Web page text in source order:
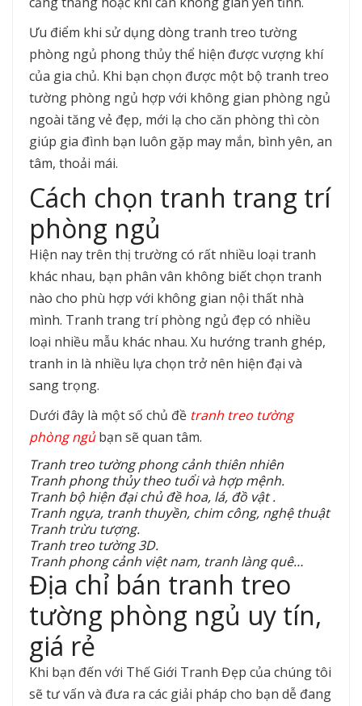
Ưu điểm khi sử dụng dòng tranh treo tường
phòng ngủ phong thủy thể hiện được vượng khí
của gia chủ. Khi bạn chọn được một bộ tranh treo
tường phòng ngủ hợp với không gian phòng ngủ
ngoài tăng vẻ đẹp, mới lạ cho căn phòng thì còn
giúp gia đình bạn luôn gặp may mắn, bình yên, an
tâm, thoải mái.
Cách chọn tranh trang trí
phòng ngủ
Hiện nay trên thị trường có rất nhiều loại tranh
khác nhau, bạn phân vân không biết chọn tranh
nào cho phù hợp với không gian nội thất nhà
mình. Tranh trang trí phòng ngủ đẹp có nhiều
loại nhiều mẫu khác nhau. Xu hướng tranh ghép,
tranh in là nhiều lựa chọn trở nên hiện đại và
sang trọng.
Dưới đây là một số chủ đề tranh treo tường
phòng ngủbạn sẽ quan tâm.
Tranh treo tường phong cảnh thiên nhiên
Tranh phong thủy theo tuổi và hợp mệnh.
Tranh bộ hiện đại chủ đề hoa, lá, đồ vật .
Tranh ngựa, tranh thuyền, chim công, nghệ thuật
Tranh trừu tượng.
Tranh treo tường 3D.
Tranh phong cảnh việt nam, tranh làng quê…
Địa chỉ bán tranh treo
tường phòng ngủ uy tín,
giá rẻ
Khi bạn đến với Thế Giới Tranh Đẹp của chúng tôi
sẽ tư vấn và đưa ra các giải pháp cho bạn dễ đang